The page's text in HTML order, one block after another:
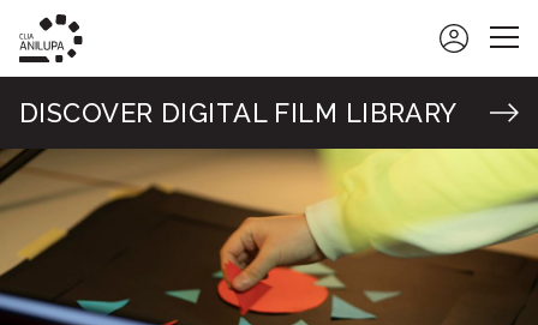
WORKSHOPS
ANIMATION WORKSHOPS
VISITS
EDUCATIONAL RESOURCES
AGENDA AND NEWS
SIGNIFICANT MOMENTS
FILM LIBRARY
ABOUT ONLINE FILM LIBRARY
FILMS CATALOGUE
ALP
CONTACTS
DISCOVER DIGITAL FILM LIBRARY